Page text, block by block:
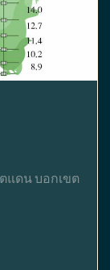
แดน บอกเขต